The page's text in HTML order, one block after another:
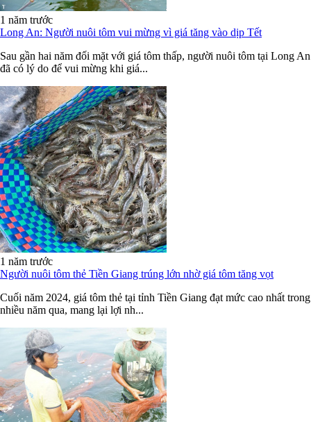
1 năm trước
Long An: Người nuôi tôm vui mừng vì giá tăng vào dịp Tết
Sau gần hai năm đối mặt với giá tôm thấp, người nuôi tôm tại Long An
đã có lý do để vui mừng khi giá...
1 năm trước
Người nuôi tôm thẻ Tiền Giang trúng lớn nhờ giá tôm tăng vọt
Cuối năm 2024, giá tôm thẻ tại tỉnh Tiền Giang đạt mức cao nhất trong
nhiều năm qua, mang lại lợi nh...